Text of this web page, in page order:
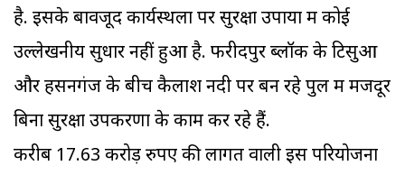
है. इसके बावजूद कार्यस्थलों पर सुरक्षा उपायों में कोई
उल्लेखनीय सुधार नहीं हुआ है. फरीदपुर ब्लॉक के टिसुआ
और हसनगंज के बीच कैलाश नदी पर बन रहे पुल में मजदूर
बिना सुरक्षा उपकरणों के काम कर रहे हैं.
करीब 17.63 करोड़ रुपए की लागत वाली इस परियोजना